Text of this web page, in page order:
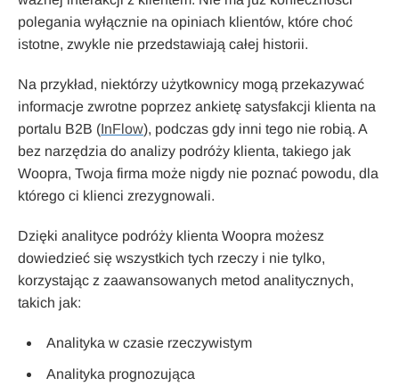
polegania wyłącznie na opiniach klientów, które choć
istotne, zwykle nie przedstawiają całej historii.
Na przykład, niektórzy użytkownicy mogą przekazywać
informacje zwrotne poprzez ankietę satysfakcji klienta na
portalu B2B (InFlow), podczas gdy inni tego nie robią. A
bez narzędzia do analizy podróży klienta, takiego jak
Woopra, Twoja firma może nigdy nie poznać powodu, dla
którego ci klienci zrezygnowali.
Dzięki analityce podróży klienta Woopra możesz
dowiedzieć się wszystkich tych rzeczy i nie tylko,
korzystając z zaawansowanych metod analitycznych,
takich jak:
Analityka w czasie rzeczywistym
Analityka prognozująca